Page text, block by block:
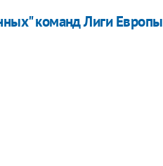
команд Лиги Европы